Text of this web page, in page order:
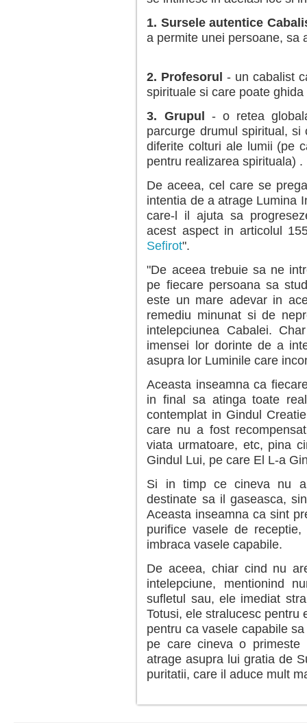
1. Sursele autentice
a permite unei persoane, sa
2. Profesorul - un cabalist
spirituale si care poate
3. Grupul
- o retea
parcurge drumul spiritual,
diferite colturi ale lumii (pe
pentru realizarea spirituala) .
De aceea, cel care se
intentia de a atrage Lumina
care-l il ajuta sa
acest aspect in articolul
Sefirot".
"De aceea trebuie sa ne
pe fiecare persoana sa
este un mare adevar in
remediu minunat si de
intelepciunea Cabalei.
imensei lor dorinte de a
asupra lor Luminile care
Aceasta inseamna ca
in final sa atinga toate
contemplat in Gindul
care nu a fost
viata urmatoare, etc, pina
Gindul Lui, pe care El L-a
Si in timp ce cineva nu a
destinate sa il gaseasca,
Aceasta inseamna ca sint
purifice vasele de
imbraca vasele capabile.
De aceea, chiar cind nu
intelepciune, mentionind
sufletul sau, ele imediat
Totusi, ele stralucesc pentru
pentru ca vasele capabile
pe care cineva o
atrage asupra lui gratia de
puritatii, care il aduce mult